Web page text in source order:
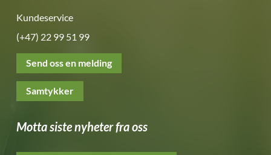
Kundeservice
(+47) 22 99 51 99
Send oss en melding
Samtykker
Motta siste nyheter fra oss